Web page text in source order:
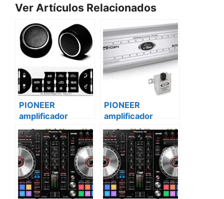
Ver Artículos Relacionados
PIONEER
amplificador
vehículo 2 canales
gm-a5702
mercedes sprinter
PIONEER
amplificador
vehículo 2 canales
gm-a5702 iveco
daily